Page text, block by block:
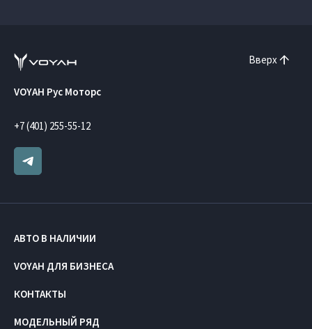
Вверх
VOYAH Рус Моторс
+7 (401) 255-55-12
АВТО В НАЛИЧИИ
VOYAH ДЛЯ БИЗНЕСА
КОНТАКТЫ
МОДЕЛЬНЫЙ РЯД